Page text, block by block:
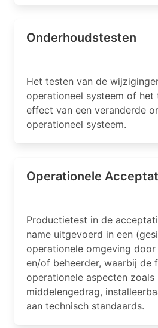
Onderhoudstesten
Het testen van de
operationeel systeem of het
effect van een veranderde
operationeel systeem.
Operationele
Productietest in de
name uitgevoerd in een
operationele omgeving
en/of beheerder, waarbij de
operationele aspecten zoals
middelengedrag,
aan technisch standaards.